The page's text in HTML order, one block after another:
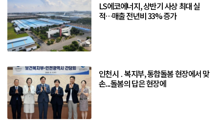
LS에코에너지, 상반기 사상 최대 실
적…매출 전년비 33% 증가
인천시 ․ 복지부, 통합돌봄 현장에서 맞
손...돌봄의 답은 현장에